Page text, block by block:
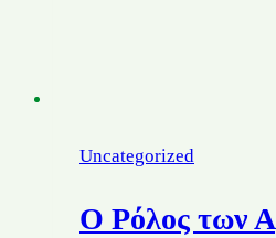
Uncategorized
Ο Ρόλος των